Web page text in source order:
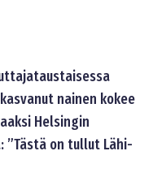
nainen kokee
Helsingin
”Tästä on tullut Lähi-